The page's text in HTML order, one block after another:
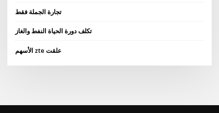
تجارة الجملة فقط
تكلف دورة الحياة النفط والغاز
الأسهم zte علقت